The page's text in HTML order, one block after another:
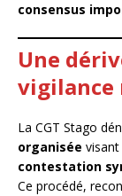
consensus
Une
vigilance
La CGT Stago
organisée visant
contestation
Ce procédé,